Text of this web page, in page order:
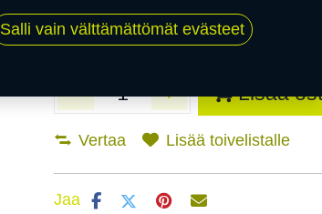
Lisää
Vertaa Lisää toivelistalle
Jaa
Salli vain välttämättömät evästeet